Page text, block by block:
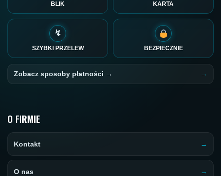
BLIK KARTA
↯
SZYBKI PRZELEW BEZPIECZNIE
Zobacz sposoby płatności →
O FIRMIE
Kontakt
O nas